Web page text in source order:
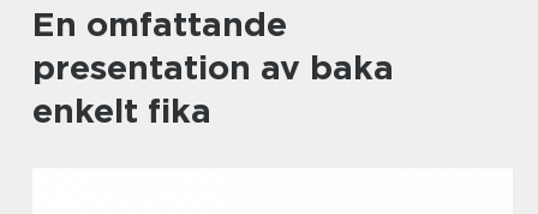
En omfattande
presentation av baka
enkelt fika